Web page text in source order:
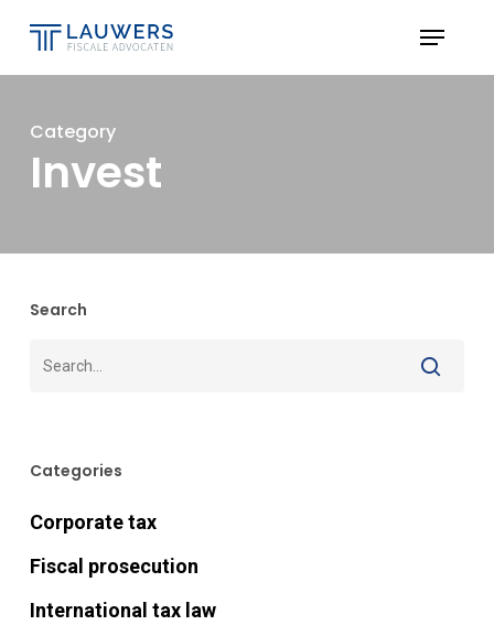
content
Menu
Category
Invest
Search
Categories
Corporate tax
Fiscal prosecution
International tax law
Close